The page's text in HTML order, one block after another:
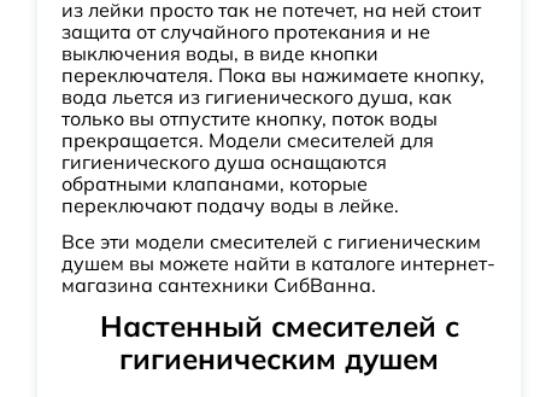
из лейки просто так не потечет, на ней стоит
защита от случайного протекания и не
выключения воды, в виде кнопки
переключателя. Пока вы нажимаете кнопку,
вода льется из гигиенического душа, как
только вы отпустите кнопку, поток воды
прекращается. Модели смесителей для
гигиенического душа оснащаются
обратными клапанами, которые
переключают подачу воды в лейке.
Все эти модели смесителей с гигиеническим
душем вы можете найти в каталоге интернет-
магазина сантехники СибВанна.
Настенный смесителей с
гигиеническим душем